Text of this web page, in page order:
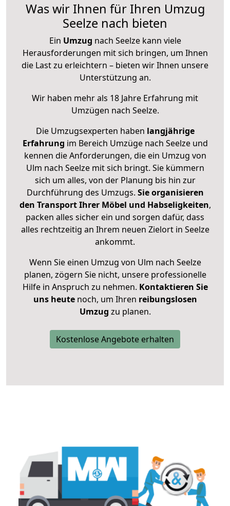
Was wir Ihnen für Ihren Umzug
Seelze nach bieten
Ein Umzug nach Seelze kann viele
Herausforderungen mit sich bringen, um Ihnen
die Last zu erleichtern – bieten wir Ihnen unsere
Unterstützung an.
Wir haben mehr als 18 Jahre Erfahrung mit
Umzügen nach Seelze.
Die Umzugsexperten haben langjährige
Erfahrung im Bereich Umzüge nach Seelze und
kennen die Anforderungen, die ein Umzug von
Ulm nach Seelze mit sich bringt. Sie kümmern
sich um alles, von der Planung bis hin zur
Durchführung des Umzugs. Sie organisieren
den Transport Ihrer Möbel und Habseligkeiten,
packen alles sicher ein und sorgen dafür, dass
alles rechtzeitig an Ihrem neuen Zielort in Seelze
ankommt.
Wenn Sie einen Umzug von Ulm nach Seelze
planen, zögern Sie nicht, unsere professionelle
Hilfe in Anspruch zu nehmen. Kontaktieren Sie
uns heutenoch, um Ihren reibungslosen
Umzug zu planen.
Kostenlose Angebote erhalten